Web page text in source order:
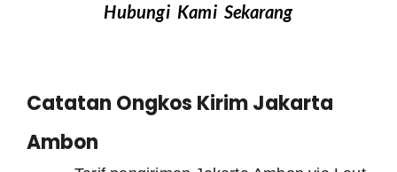
Hubungi Kami Sekarang
Catatan Ongkos Kirim Jakarta
Ambon